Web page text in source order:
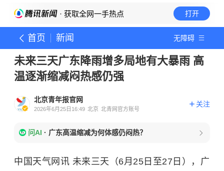
· 获取全网一手热点 打开
首页 新闻 无障碍
未来三天广东降雨增多局地有大暴雨 高
温逐渐缩减闷热感仍强
北京青年报官网
2026年6月25日16:49 北京 北青网官方账号
关注
问AI · 广东高温缩减为何体感仍闷热？
中国天气网讯 未来三天（6月25日至27日），广